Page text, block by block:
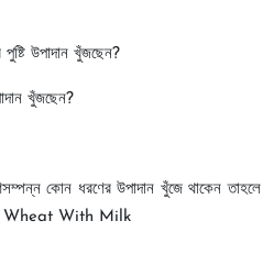
উপাদান খুঁজছেন?
খুঁজছেন?
কোন ধরণের উপাদান খুঁজে থাকেন তাহলে
Wheat With Milk